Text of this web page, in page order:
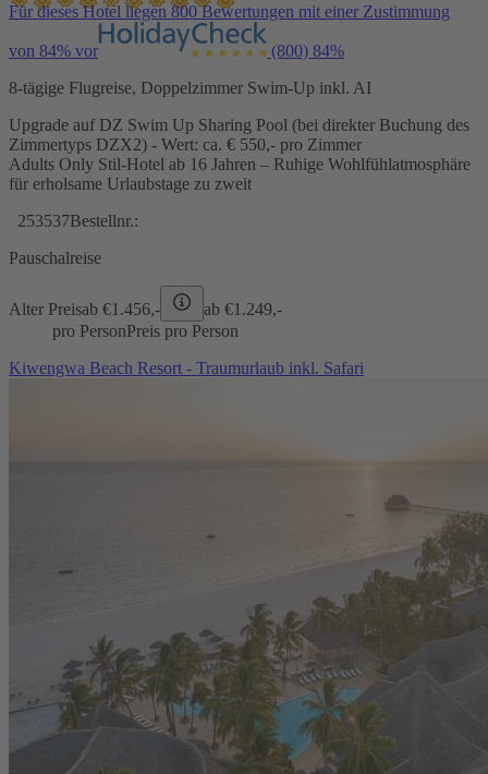
Für dieses Hotel liegen 800 Bewertungen mit einer Zustimmung
von 84% vor (800) 84%
8-tägige Flugreise, Doppelzimmer Swim-Up inkl. AI
Upgrade auf DZ Swim Up Sharing Pool (bei direkter Buchung des
Zimmertyps DZX2) - Wert: ca. € 550,- pro Zimmer
Adults Only Stil-Hotel ab 16 Jahren – Ruhige Wohlfühlatmosphäre
für erholsame Urlaubstage zu zweit
253537Bestellnr.:
Pauschalreise
Alter Preisab €1.456,- ab €1.249,-
pro PersonPreis pro Person
Kiwengwa Beach Resort - Traumurlaub inkl. Safari